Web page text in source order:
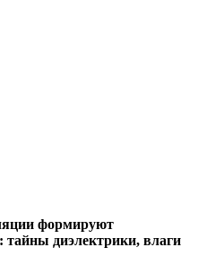
формируют
тайны диэлектрики, влаги